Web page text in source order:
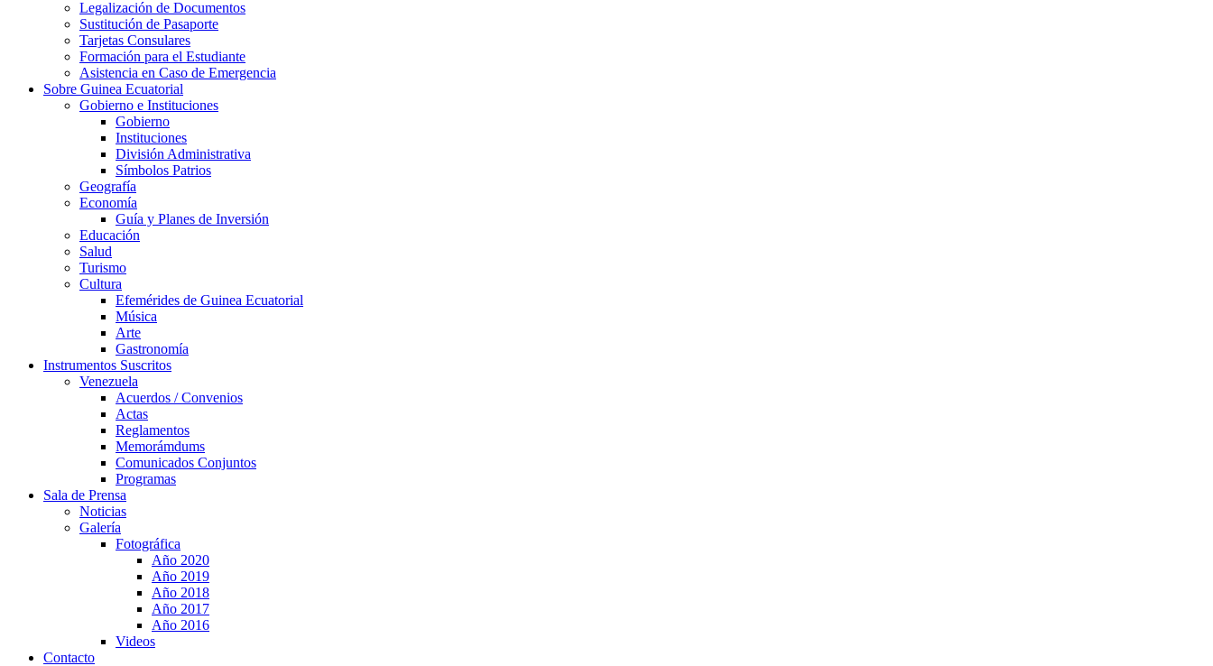
Legalización de Documentos
Sustitución de Pasaporte
Tarjetas Consulares
Formación para el Estudiante
Asistencia en Caso de Emergencia
Sobre Guinea Ecuatorial
Gobierno e Instituciones
Gobierno
Instituciones
División Administrativa
Símbolos Patrios
Geografía
Economía
Guía y Planes de Inversión
Educación
Salud
Turismo
Cultura
Efemérides de Guinea Ecuatorial
Música
Arte
Gastronomía
Instrumentos Suscritos
Venezuela
Acuerdos / Convenios
Actas
Reglamentos
Memorámdums
Comunicados Conjuntos
Programas
Sala de Prensa
Noticias
Galería
Fotográfica
Año 2020
Año 2019
Año 2018
Año 2017
Año 2016
Videos
Contacto